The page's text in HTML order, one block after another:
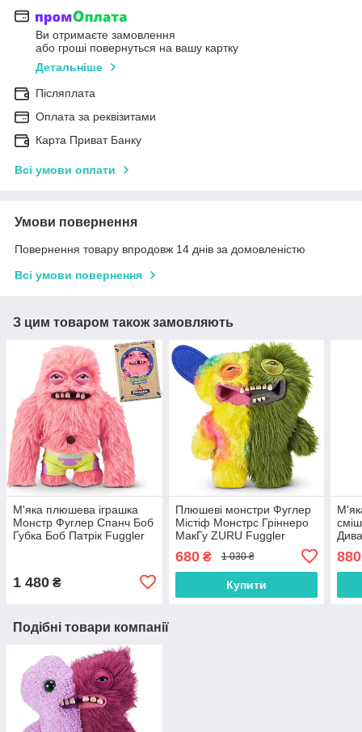
Ви отримаєте замовлення
або гроші повернуться на вашу картку
Детальніше
Післяплата
Оплата за реквізитами
Карта Приват Банку
Всі умови оплати
Умови повернення
Повернення товару впродовж 14 днів за домовленістю
Всі умови повернення
З цим товаром також замовляють
М'яка плюшева іграшка
Монстр Фуглер Спанч Боб
Губка Боб Патрік Fuggler
1 480 ₴
Плюшеві монстри Фуглер
Містіф Монстрс Гріннеро
МакГу ZURU Fuggler
Green15726K
680₴ 1 030 ₴
Купити
880
Подібні товари компанії